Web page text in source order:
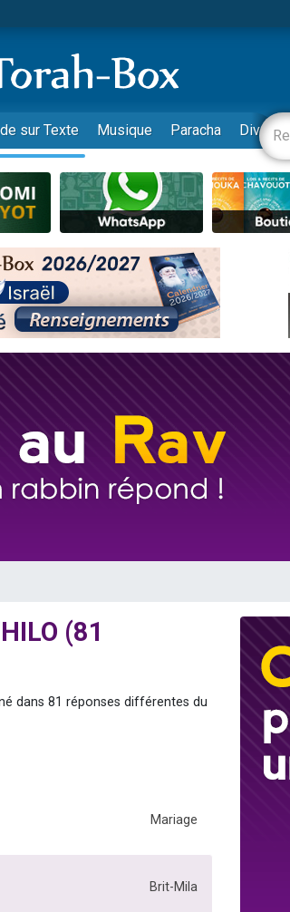
Diane, 80 ans, dans un appartement insalubre
WhatsApp
Music
Sauvez la jambe de Yohan
sur Zoom
WhatsApp
WhatsApp
WhatsApp
Music
Tsédaka : pauvres d'Israel
n°104 : Le Chabbath et le Birkat Hamazone à
sur Zoom
5 enfants déjà orphelins risquent de perdre leur
sur Texte Musique Paracha
(81
dans 81 réponses différentes du
Mariage
Brit-Mila